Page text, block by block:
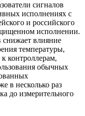
сигналов
исполнениях с
и российского
исполнении.
влияние
температуры,
контроллерам,
обычных
в несколько раз
до измерительного